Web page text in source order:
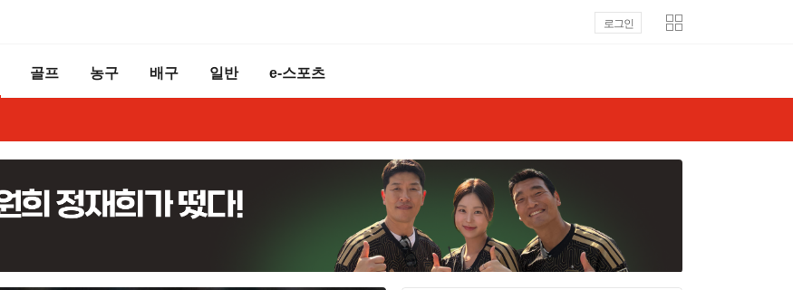
로그인
골프 농구 배구 일반 e-스포츠